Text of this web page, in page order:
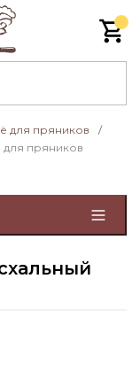
для пряников
/
пряников